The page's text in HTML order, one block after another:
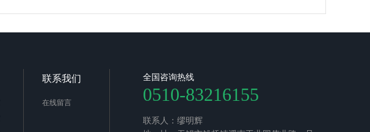
联系我们
在线留言
全国咨询热线
0510-83216155
联系人：缪明辉